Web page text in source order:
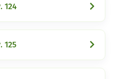
124
125